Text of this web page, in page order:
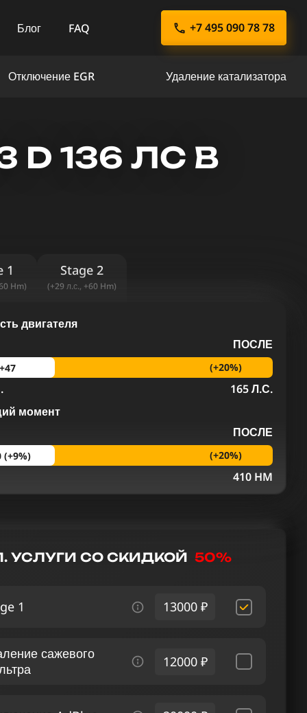
Блог FAQ +7 495 090 78 78
Отключение EGR Удаление катализатора
D 136 ЛС В
1
Hm)
Stage 2
(+29 л.с., +60 Hm)
двигателя
ПОСЛЕ
+47 (+20%)
165 Л.С.
момент
ПОСЛЕ
(+9%) (+20%)
410 HM
УСЛУГИ СО СКИДКОЙ 50%
1 13000 ₽
сажевого
12000 ₽